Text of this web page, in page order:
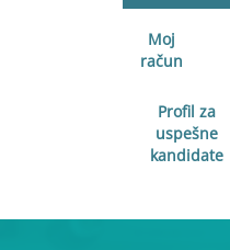
Moj
račun
Profil za
uspešne
kandidate